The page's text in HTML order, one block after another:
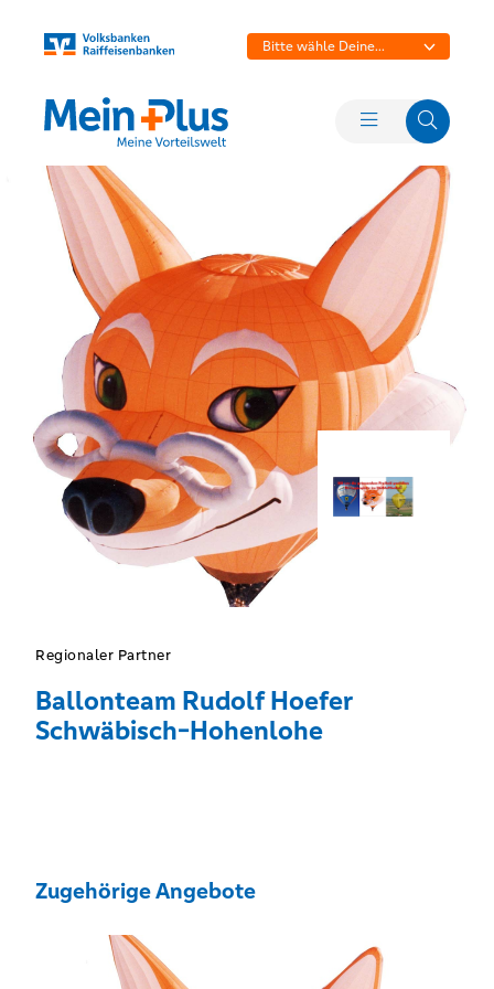
Bitte wähle Deine
Regionaler Partner
Ballonteam Rudolf Hoefer
Schwäbisch-Hohenlohe
Zugehörige Angebote